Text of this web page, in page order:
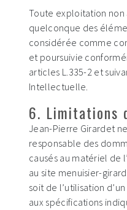
Toute exploitation non
quelconque des
considérée comme
et poursuivie
articles L.335-2 et
Intellectuelle.
6. Limitations
Jean-Pierre Girardet
responsable des
causés au matériel de
au site menuisier-
soit de l’utilisation
aux spécifications